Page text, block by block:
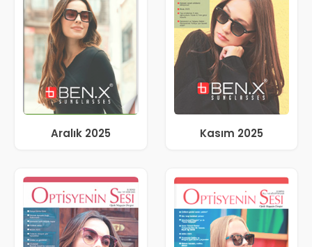
Aralık 2025 Kasım 2025